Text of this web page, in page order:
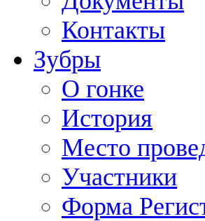
Контакты
Зубры
О гонке
История
Место
Участники
Форма